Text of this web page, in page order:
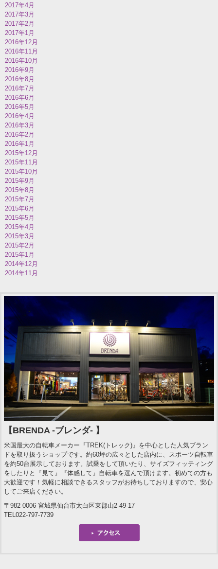
2017年4月
2017年3月
2017年2月
2017年1月
2016年12月
2016年11月
2016年10月
2016年9月
2016年8月
2016年7月
2016年6月
2016年5月
2016年4月
2016年3月
2016年2月
2016年1月
2015年12月
2015年11月
2015年10月
2015年9月
2015年8月
2015年7月
2015年6月
2015年5月
2015年4月
2015年3月
2015年2月
2015年1月
2014年12月
2014年11月
【BRENDA -ブレンダ- 】
米国最大の自転車メーカー『TREK(トレック)』を中心とした人気ブラン
ドを取り扱うショップです。約60坪の広々とした店内に、スポーツ自転車
を約50台展示しております。試乗をして頂いたり、サイズフィッティング
をしたりと『見て』『体感して』自転車を選んで頂けます。初めての方も
大歓迎です！気軽に相談できるスタッフがお待ちしておりますので、安心
してご来店ください。
〒982-0006 宮城県仙台市太白区東郡山2-49-17
TEL022-797-7739